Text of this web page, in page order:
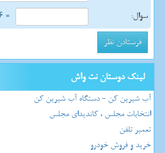
سوال: = ۶ بعلاوه ۱
لینک دوستان نت واش
آب شیرین کن - دستگاه آب شیرین کن
انتخابات مجلس ، کاندیدای مجلس
تعمیر تلفن
خرید و فروش خودرو